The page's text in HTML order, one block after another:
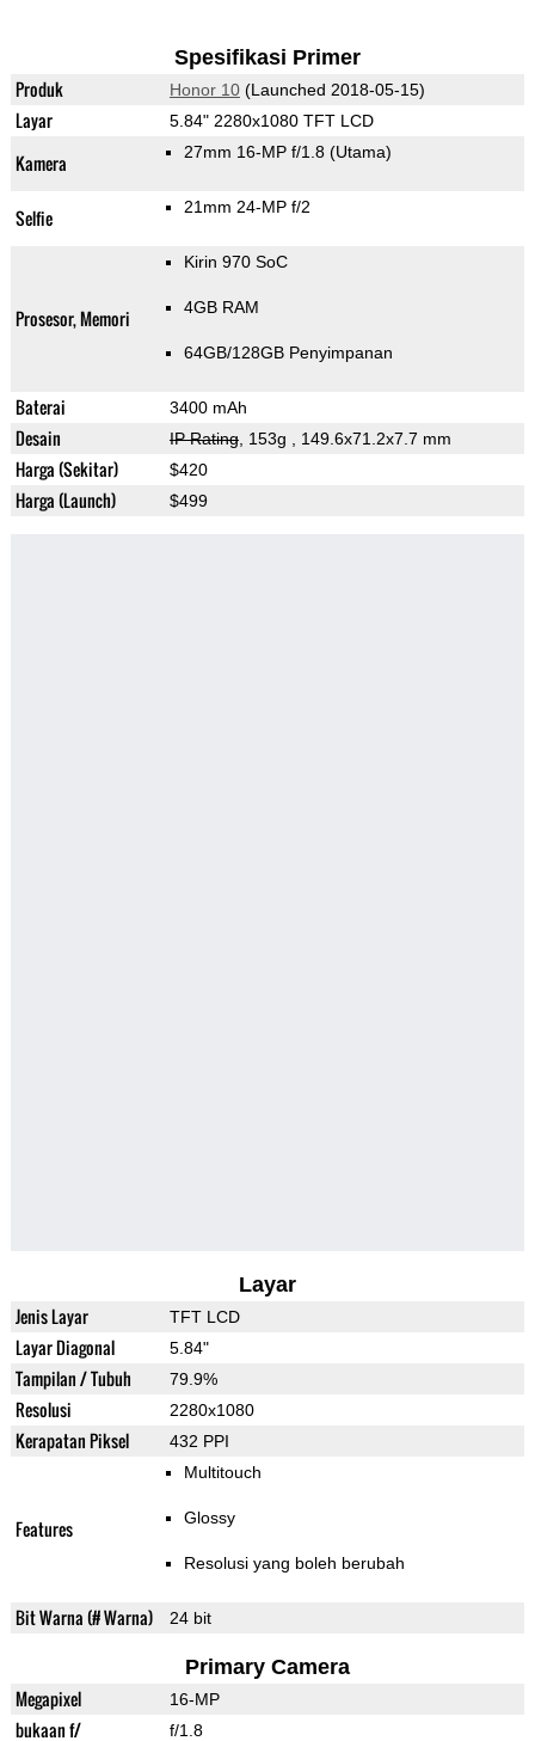
Spesifikasi Primer
Produk Honor 10(Launched 2018-05-15)
Layar 5.84" 2280x1080 TFT LCD
Kamera 27mm 16-MP f/1.8 (Utama)
Selfie 21mm 24-MP f/2
Prosesor, Memori
Kirin 970 SoC
4GB RAM
64GB/128GB Penyimpanan
Baterai 3400 mAh
Desain IP Rating, 153g , 149.6x71.2x7.7 mm
Harga (Sekitar) $420
Harga (Launch) $499
Layar
Jenis Layar TFT LCD
Layar Diagonal 5.84"
Tampilan / Tubuh 79.9%
Resolusi 2280x1080
Kerapatan Piksel 432 PPI
Features
Multitouch
Glossy
Resolusi yang boleh berubah
Bit Warna (# Warna) 24 bit
Primary Camera
Megapixel 16-MP
bukaan f/ f/1.8